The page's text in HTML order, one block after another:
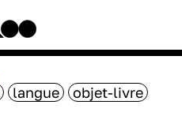
langue
objet-livre